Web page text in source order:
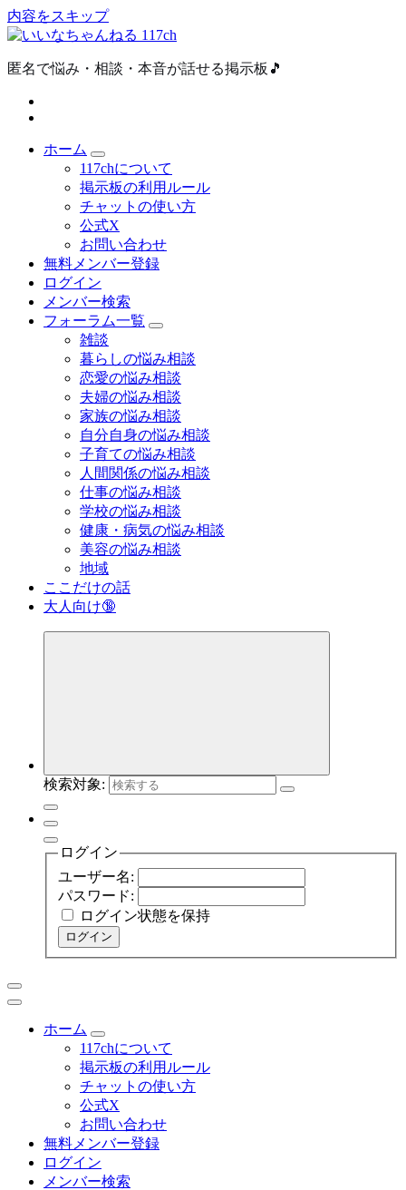
内容をスキップ
匿名で悩み・相談・本音が話せる掲示板🎵
ホーム
117chについて
掲示板の利用ルール
チャットの使い方
公式X
お問い合わせ
無料メンバー登録
ログイン
メンバー検索
フォーラム一覧
雑談
暮らしの悩み相談
恋愛の悩み相談
夫婦の悩み相談
家族の悩み相談
自分自身の悩み相談
子育ての悩み相談
人間関係の悩み相談
仕事の悩み相談
学校の悩み相談
健康・病気の悩み相談
美容の悩み相談
地域
ここだけの話
大人向け🔞
検索対象:
ログイン
ユーザー名:
パスワード:
ログイン状態を保持
ログイン
ホーム
117chについて
掲示板の利用ルール
チャットの使い方
公式X
お問い合わせ
無料メンバー登録
ログイン
メンバー検索